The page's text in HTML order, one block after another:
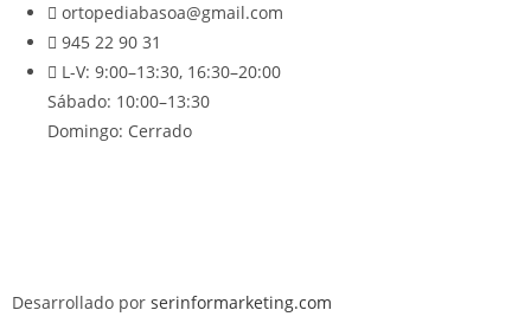
ortopediabasoa@gmail.com
945 22 90 31
L-V: 9:00–13:30, 16:30–20:00
Sábado: 10:00–13:30
Domingo: Cerrado
Desarrollado por serinformarketing.com